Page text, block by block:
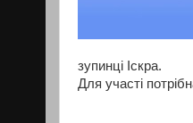
зупинці Іскра.
Для участі